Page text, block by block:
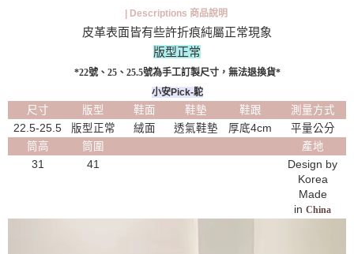
| Descriptions 商品說明
皮革表面皆有些許折痕純屬正常現象
版型正常
*22號、25、25.5號為手工訂製尺寸，無法退換貨*
小安Pick-駝
尺寸 版型 鞋面 鞋墊 鞋跟
測量方式
22.5-25.5
版型正常 絨面 透氣鞋墊 厚底4cm
平量公分
筒高
筒圍
產地
31
41
Design by
Korea
Made
in China